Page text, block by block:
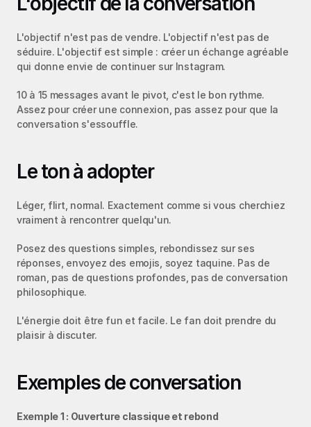
L'objectif n'est pas de vendre. L'objectif n'est pas de
séduire. L'objectif est simple : créer un échange agréable
qui donne envie de continuer sur Instagram.
10 à 15 messages avant le pivot, c'est le bon rythme.
Assez pour créer une connexion, pas assez pour que la
conversation s'essouffle.
Le ton à adopter
Léger, flirt, normal. Exactement comme si vous cherchiez
vraiment à rencontrer quelqu'un.
Posez des questions simples, rebondissez sur ses
réponses, envoyez des emojis, soyez taquine. Pas de
roman, pas de questions profondes, pas de conversation
philosophique.
L'énergie doit être fun et facile. Le fan doit prendre du
plaisir à discuter.
Exemples de conversation
Exemple 1 : Ouverture classique et rebond